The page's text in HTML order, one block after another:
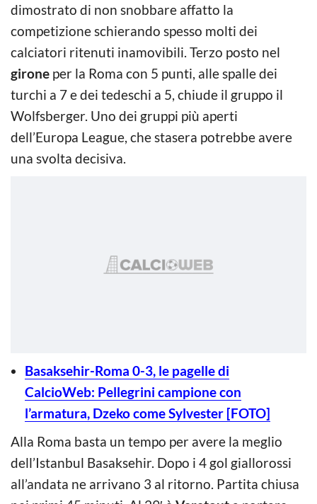
dimostrato di non snobbare affatto la
competizione schierando spesso molti dei
calciatori ritenuti inamovibili. Terzo posto nel
girone per la Roma con 5 punti, alle spalle dei
turchi a 7 e dei tedeschi a 5, chiude il gruppo il
Wolfsberger. Uno dei gruppi più aperti
dell’Europa League, che stasera potrebbe avere
una svolta decisiva.
Basaksehir-Roma 0-3, le pagelle di
CalcioWeb: Pellegrini campione con
l’armatura, Dzeko come Sylvester [FOTO]
Alla Roma basta un tempo per avere la meglio
dell’Istanbul Basaksehir. Dopo i 4 gol giallorossi
all’andata ne arrivano 3 al ritorno. Partita chiusa